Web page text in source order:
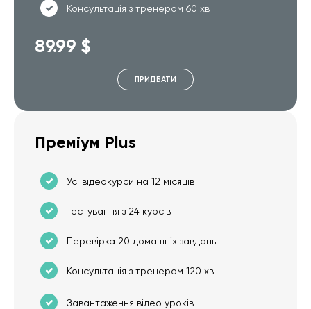
Консультація з тренером 60 хв
89.99 $
ПРИДБАТИ
Преміум Plus
Усі відеокурси на 12 місяців
Тестування з 24 курсів
Перевірка 20 домашніх завдань
Консультація з тренером 120 хв
Завантаження відео уроків